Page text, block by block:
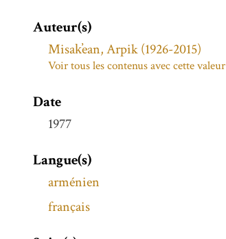
Auteur(s)
Misak̕ean, Arpik (1926-2015)
Voir tous les contenus avec cette valeur
Date
1977
Langue(s)
arménien
français